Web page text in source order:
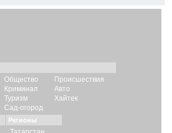
Общество
Криминал
Туризм
Сад-огород
Происшествия
Авто
Хайтек
Регионы